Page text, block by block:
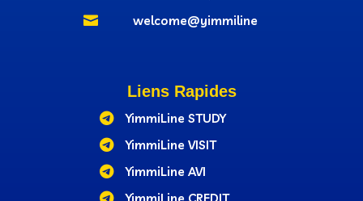
 welcome@yimmiline
Liens Rapides

YimmiLine STUDY

YimmiLine VISIT

YimmiLine AVI